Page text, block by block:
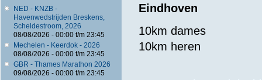
NED - KNZB -
Havenwedstrijden Breskens,
Scheldestroom, 2026
08/08/2026 - 00:00t/m 23:45
Mechelen - Keerdok - 2026
08/08/2026 - 00:00t/m 23:45
GBR - Thames Marathon 2026
09/08/2026 - 00:00t/m 23:45
Eindhoven
10km dames
10km heren